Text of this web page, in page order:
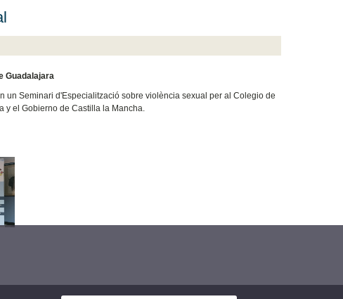
Guadalajara
un Seminari d'Especialització sobre violència sexual per al Colegio de
y el Gobierno de Castilla la Mancha.